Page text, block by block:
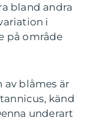
bland andra
i
på område
av blåmes är
känd
underart